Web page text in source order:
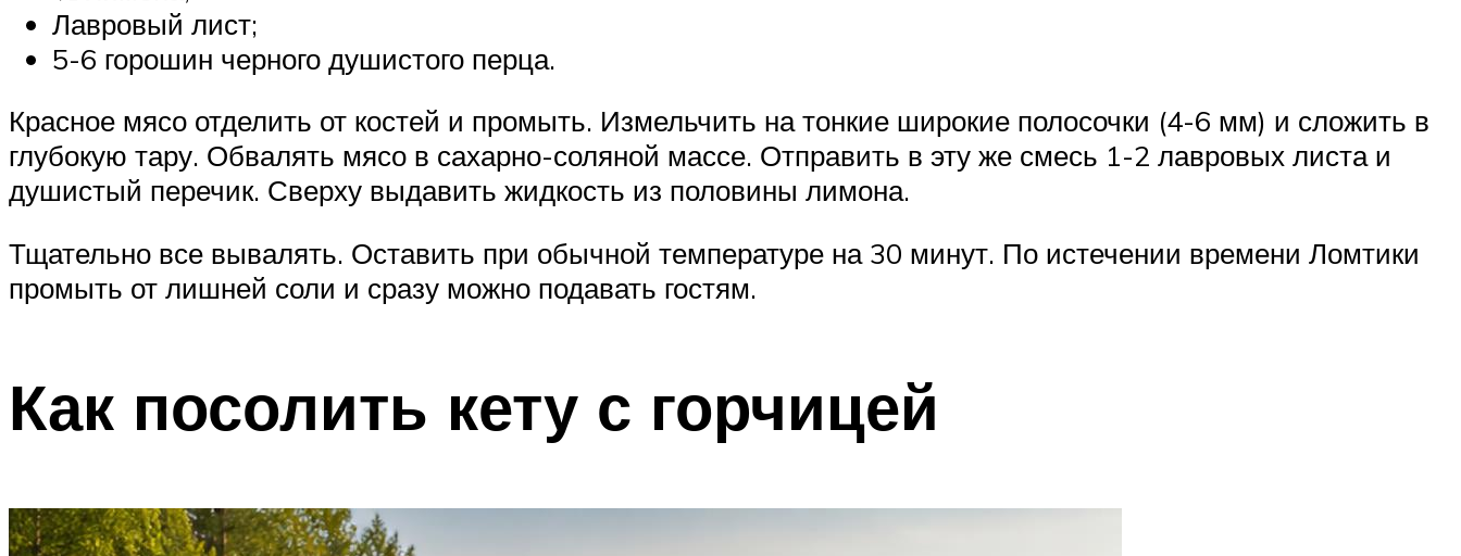
Лавровый лист;
5-6 горошин черного душистого перца.
Красное мясо отделить от костей и промыть. Измельчить на тонкие широкие полосочки (4-6 мм) и сложить в
глубокую тару. Обвалять мясо в сахарно-соляной массе. Отправить в эту же смесь 1-2 лавровых листа и
душистый перечик. Сверху выдавить жидкость из половины лимона.
Тщательно все вывалять. Оставить при обычной температуре на 30 минут. По истечении времени Ломтики
промыть от лишней соли и сразу можно подавать гостям.
Как посолить кету с горчицей